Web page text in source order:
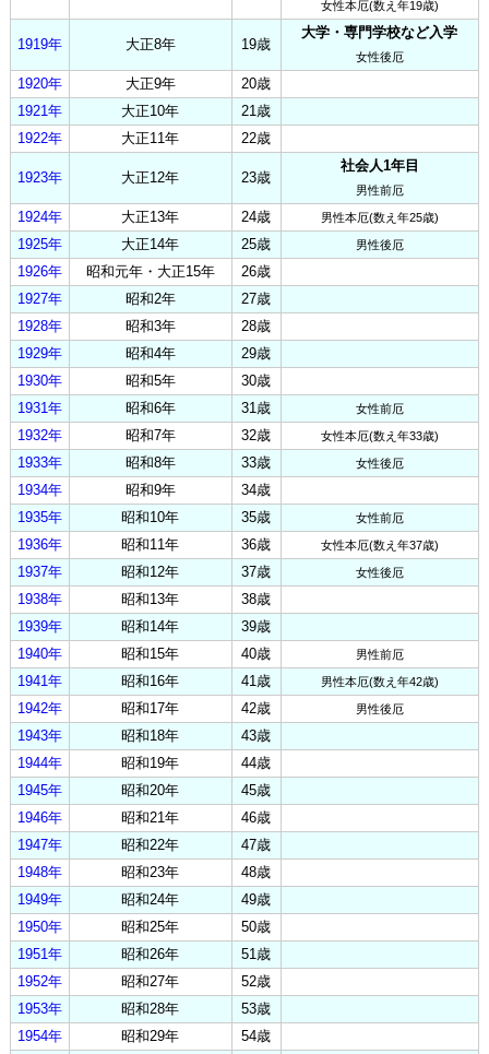
女性本厄(数え年19歳)
1919年 大正8年 19歳
大学・専門学校など入学
女性後厄
1920年 大正9年
20歳
1921年
大正10年
21歳
1922年
大正11年 22歳
1923年 大正12年 23歳
社会人1年目
男性前厄
1924年 大正13年 24歳 男性本厄(数え年25歳)
1925年 大正14年 25歳 男性後厄
1926年 昭和元年・大正15年
26歳
1927年
昭和2年
27歳
1928年
昭和3年
28歳
1929年
昭和4年
29歳
1930年
昭和5年
30歳
1931年
昭和6年 31歳 女性前厄
1932年 昭和7年 32歳 女性本厄(数え年33歳)
1933年 昭和8年 33歳 女性後厄
1934年 昭和9年
34歳
1935年
昭和10年 35歳 女性前厄
1936年 昭和11年 36歳 女性本厄(数え年37歳)
1937年 昭和12年 37歳 女性後厄
1938年 昭和13年
38歳
1939年
昭和14年
39歳
1940年
昭和15年 40歳 男性前厄
1941年 昭和16年 41歳 男性本厄(数え年42歳)
1942年 昭和17年 42歳 男性後厄
1943年 昭和18年
43歳
1944年
昭和19年
44歳
1945年
昭和20年
45歳
1946年
昭和21年
46歳
1947年
昭和22年
47歳
1948年
昭和23年
48歳
1949年
昭和24年
49歳
1950年
昭和25年
50歳
1951年
昭和26年
51歳
1952年
昭和27年
52歳
1953年
昭和28年
53歳
1954年
昭和29年
54歳